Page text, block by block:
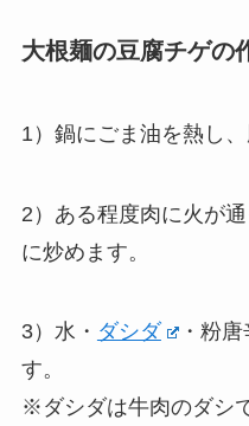
大根麺の豆腐チゲの
1）鍋にごま油を熱し
2）ある程度肉に火が
に炒めます。
3）水・ ダシダ
・粉
す。
※ダシダは牛肉のダシ